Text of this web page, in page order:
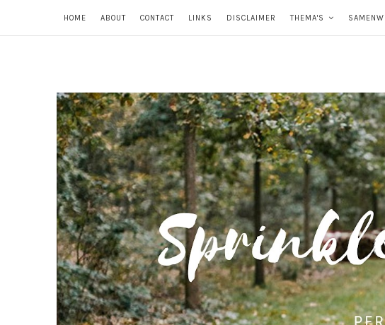
HOME ABOUT CONTACT LINKS DISCLAIMER THEMA'S